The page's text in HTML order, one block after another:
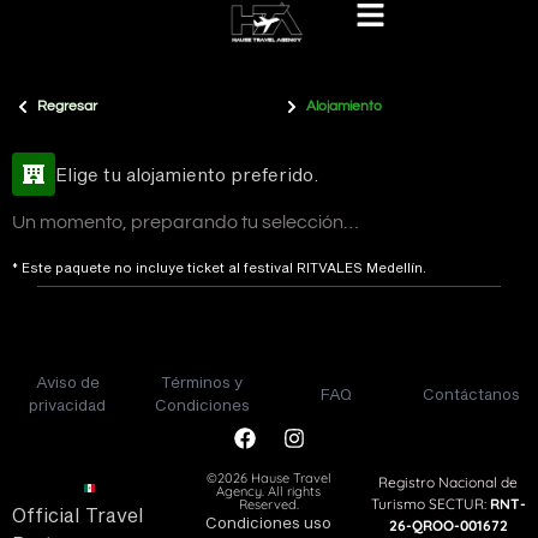
Regresar Alojamiento
Elige tu alojamiento preferido.
Un momento, preparando tu selección…
* Este paquete no incluye ticket al festival RITVALES Medellín.
Aviso de
privacidad
Términos y
Condiciones
FAQ Contáctanos
Official Travel
©2026 Hause Travel
Agency. All rights
Reserved.
Condiciones uso
Registro Nacional de
Turismo SECTUR: RNT-
26-QROO-001672